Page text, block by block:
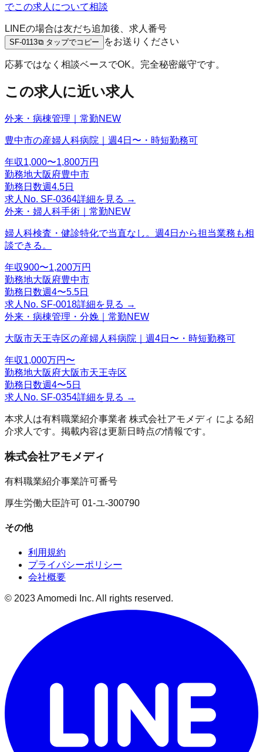
でこの求人について相談
LINEの場合は友だち追加後、求人番号
SF-0113⧉ タップでコピー をお送りください
応募ではなく相談ベースでOK。完全秘密厳守です。
この求人に近い求人
外来・病棟管理｜常勤NEW
豊中市の産婦人科病院｜週4日〜・時短勤務可
年収1,000〜1,800万円
勤務地大阪府豊中市
勤務日数週4.5日
求人No. SF-0364詳細を見る →
外来・婦人科手術｜常勤NEW
婦人科検査・健診特化で当直なし。週4日から担当業務も相
談できる。
年収900〜1,200万円
勤務地大阪府豊中市
勤務日数週4〜5.5日
求人No. SF-0018詳細を見る →
外来・病棟管理・分娩｜常勤NEW
大阪市天王寺区の産婦人科病院｜週4日〜・時短勤務可
年収1,000万円〜
勤務地大阪府大阪市天王寺区
勤務日数週4〜5日
求人No. SF-0354詳細を見る →
本求人は有料職業紹介事業者 株式会社アモメディ による紹
介求人です。掲載内容は更新日時点の情報です。
株式会社アモメディ
有料職業紹介事業許可番号
厚生労働大臣許可 01-ユ-300790
その他
利用規約
プライバシーポリシー
会社概要
© 2023 Amomedi Inc. All rights reserved.